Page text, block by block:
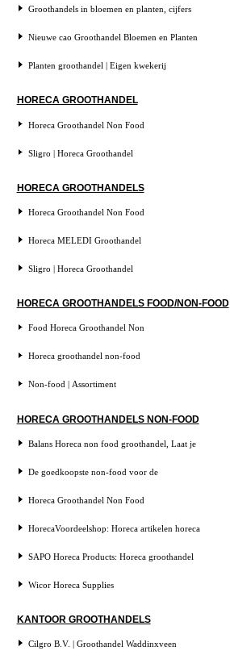
Groothandels in bloemen en planten, cijfers
Nieuwe cao Groothandel Bloemen en Planten
Planten groothandel | Eigen kwekerij
HORECA GROOTHANDEL
Horeca Groothandel Non Food
Sligro | Horeca Groothandel
HORECA GROOTHANDELS
Horeca Groothandel Non Food
Horeca MELEDI Groothandel
Sligro | Horeca Groothandel
HORECA GROOTHANDELS FOOD/NON-FOOD
Food Horeca Groothandel Non
Horeca groothandel non-food
Non-food | Assortiment
HORECA GROOTHANDELS NON-FOOD
Balans Horeca non food groothandel, Laat je
De goedkoopste non-food voor de
Horeca Groothandel Non Food
HorecaVoordeelshop: Horeca artikelen horeca
SAPO Horeca Products: Horeca groothandel
Wicor Horeca Supplies
KANTOOR GROOTHANDELS
Cilgro B.V. | Groothandel Waddinxveen